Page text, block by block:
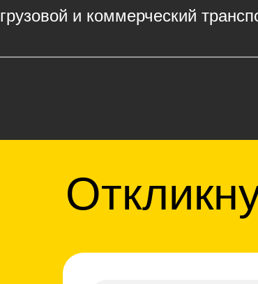
грузовой и коммeрчeский